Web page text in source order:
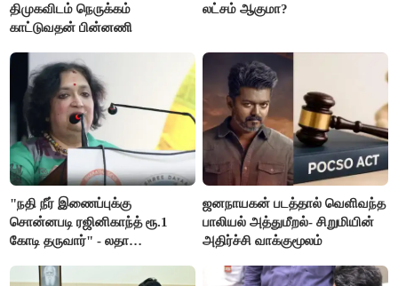
திமுகவிடம் நெருக்கம்
காட்டுவதன் பின்னணி
லட்சம் ஆகுமா?
"நதி நீர் இணைப்புக்கு
சொன்னபடி ரஜினிகாந்த் ரூ.1
கோடி தருவார்" - லதா
ஜனநாயகன் படத்தால் வெளிவந்த
பாலியல் அத்துமீறல்- சிறுமியின்
அதிர்ச்சி வாக்குமூலம்